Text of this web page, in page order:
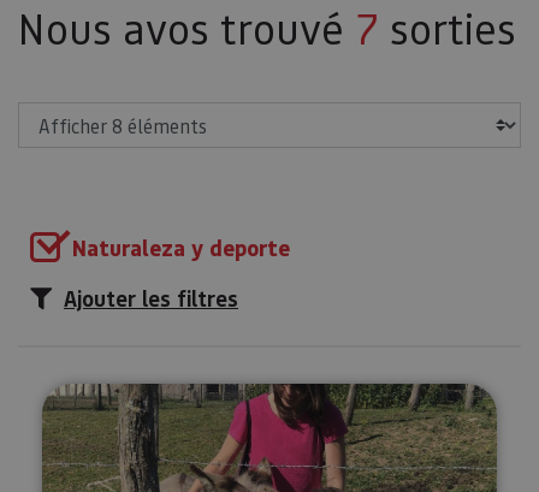
Nous avos trouvé 7 sorties
Naturaleza y deporte
Ajouter les filtres
Visitez la Ferme-école Ultzama